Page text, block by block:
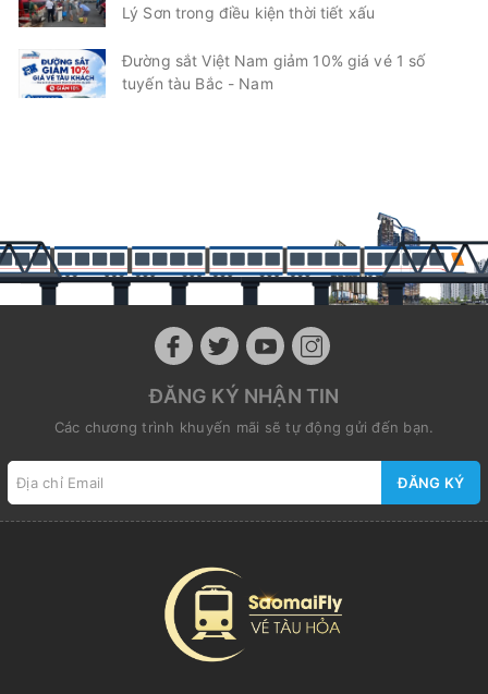
Lý Sơn trong điều kiện thời tiết xấu
Đường sắt Việt Nam giảm 10% giá vé 1 số
tuyến tàu Bắc - Nam
ĐĂNG KÝ NHẬN TIN
Các chương trình khuyến mãi sẽ tự động gửi đến bạn.
ĐĂNG KÝ